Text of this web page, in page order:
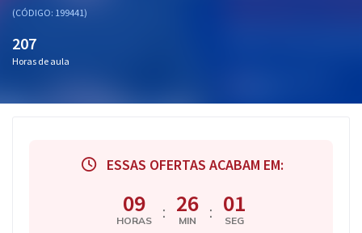
OAB
Mentorias
(CÓDIGO: 199441)
207
Horas de aula
ESSAS OFERTAS ACABAM EM:
09
HORAS : 26
MIN : 00
SEG